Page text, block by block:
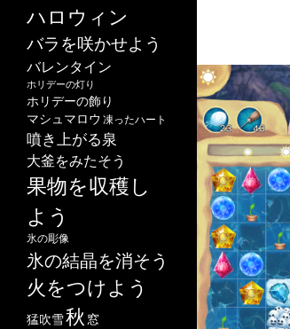
ハロウィン
バラを咲かせよう
バレンタイン
ホリデーの灯り
ホリデーの飾り
マシュマロウ 凍ったハート
噴き上がる泉
大釜をみたそう
果物を収穫し
よう
氷の彫像
氷の結晶を消そう
火をつけよう
猛吹雪秋 窓